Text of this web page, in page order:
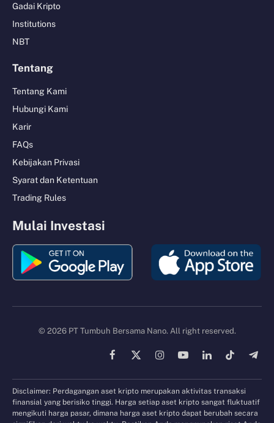
Gadai Kripto
Institutions
NBT
Tentang
Tentang Kami
Hubungi Kami
Karir
FAQs
Kebijakan Privasi
Syarat dan Ketentuan
Trading Rules
Mulai Investasi
© 2026 PT Tumbuh Bersama Nano. All right reserved.
Facebook
X
InstagramYouTubeLinkedInTikTok
Disclaimer: Perdagangan aset kripto merupakan aktivitas transaksi
finansial yang berisiko tinggi. Harga setiap aset kripto sangat fluktuatif
mengikuti harga pasar, dimana harga aset kripto dapat berubah secara